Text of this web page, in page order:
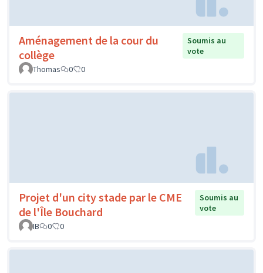
Aménagement de la cour du
collège
Soumis au
vote
Thomas
0 0
Projet d'un city stade par le CME
de l'Île Bouchard
Soumis au
vote
IB
0 0